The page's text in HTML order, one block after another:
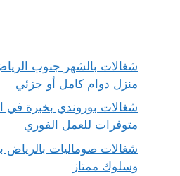
شغالات بالشهر جنوب
منزل دوام كامل أو جزئي
شغالات بوروندي بخبرة في
متوفرات للعمل الفوري
شغالات صوماليات بالرياض
وسلوك ممتاز